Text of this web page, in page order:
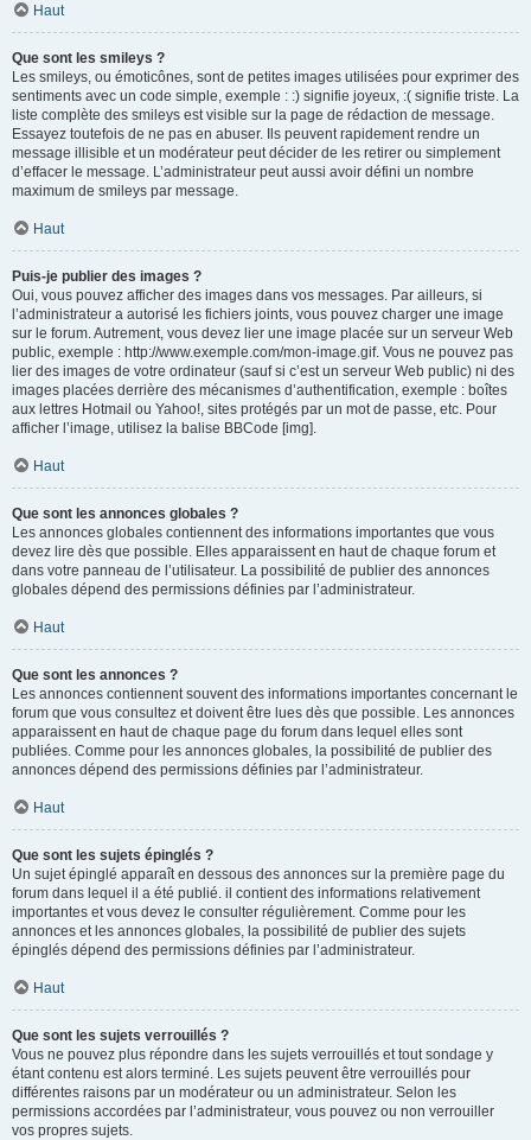
Haut
Que sont les smileys ?
Les smileys, ou émoticônes, sont de petites images utilisées pour exprimer des
sentiments avec un code simple, exemple : :) signifie joyeux, :( signifie triste. La
liste complète des smileys est visible sur la page de rédaction de message.
Essayez toutefois de ne pas en abuser. Ils peuvent rapidement rendre un
message illisible et un modérateur peut décider de les retirer ou simplement
d’effacer le message. L’administrateur peut aussi avoir défini un nombre
maximum de smileys par message.
Haut
Puis-je publier des images ?
Oui, vous pouvez afficher des images dans vos messages. Par ailleurs, si
l’administrateur a autorisé les fichiers joints, vous pouvez charger une image
sur le forum. Autrement, vous devez lier une image placée sur un serveur Web
public, exemple : http://www.exemple.com/mon-image.gif. Vous ne pouvez pas
lier des images de votre ordinateur (sauf si c’est un serveur Web public) ni des
images placées derrière des mécanismes d’authentification, exemple : boîtes
aux lettres Hotmail ou Yahoo!, sites protégés par un mot de passe, etc. Pour
afficher l’image, utilisez la balise BBCode [img].
Haut
Que sont les annonces globales ?
Les annonces globales contiennent des informations importantes que vous
devez lire dès que possible. Elles apparaissent en haut de chaque forum et
dans votre panneau de l’utilisateur. La possibilité de publier des annonces
globales dépend des permissions définies par l’administrateur.
Haut
Que sont les annonces ?
Les annonces contiennent souvent des informations importantes concernant le
forum que vous consultez et doivent être lues dès que possible. Les annonces
apparaissent en haut de chaque page du forum dans lequel elles sont
publiées. Comme pour les annonces globales, la possibilité de publier des
annonces dépend des permissions définies par l’administrateur.
Haut
Que sont les sujets épinglés ?
Un sujet épinglé apparaît en dessous des annonces sur la première page du
forum dans lequel il a été publié. il contient des informations relativement
importantes et vous devez le consulter régulièrement. Comme pour les
annonces et les annonces globales, la possibilité de publier des sujets
épinglés dépend des permissions définies par l’administrateur.
Haut
Que sont les sujets verrouillés ?
Vous ne pouvez plus répondre dans les sujets verrouillés et tout sondage y
étant contenu est alors terminé. Les sujets peuvent être verrouillés pour
différentes raisons par un modérateur ou un administrateur. Selon les
permissions accordées par l’administrateur, vous pouvez ou non verrouiller
vos propres sujets.